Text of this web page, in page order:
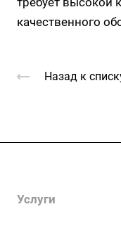
качественного
Назад к
Услуги